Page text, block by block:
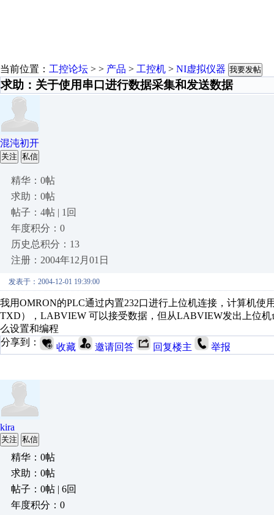
当前位置： 工控论坛 > > 产品 > 工控机 > NI虚拟仪器 我要发帖
求助：关于使用串口进行数据采集和发送数据
混沌初开
关注 私信
精华：0帖
求助：0帖
帖子：4帖 | 1回
年度积分：0
历史总积分：13
注册：2004年12月01日
发表于：2004-12-01 19:39:00
我用OMRON的PLC通过内置232口进行上位机连接，计算机
TXD），LABVIEW 可以接受数据，但从LABVIEW发出上位
么设置和编程
分享到：
收藏 邀请回答 回复楼主 举报
kira
关注 私信
精华：0帖
求助：0帖
帖子：0帖 | 6回
年度积分：0